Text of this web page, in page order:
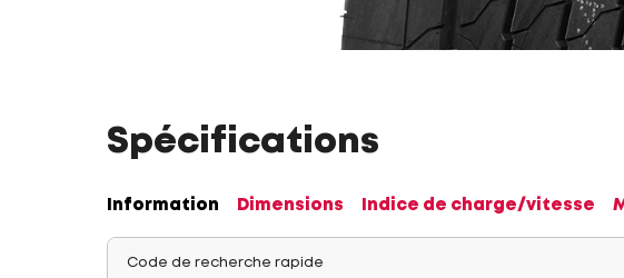
Spécifications
Information Dimensions Indice de charge/vitesse
Code de recherche rapide